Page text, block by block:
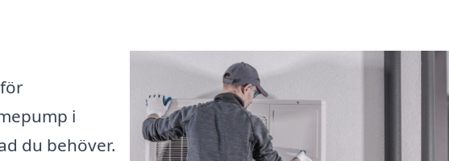
i
du behöver.